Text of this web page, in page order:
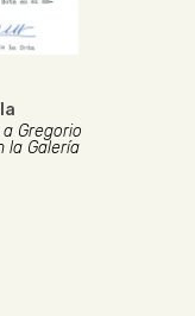
Gregorio
la Galería